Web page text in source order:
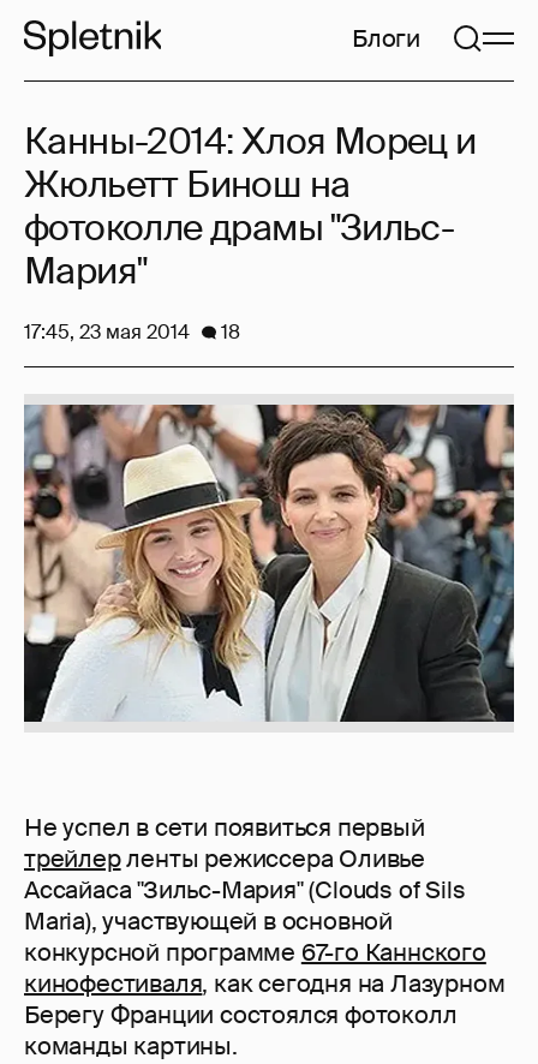
Блоги
Не успел в сети появиться первый
трейлерленты режиссера Оливье
Ассайаса "Зильс-Мария" (Clouds of Sils
Maria), участвующей в основной
конкурсной программе 67-го Каннского
кинофестиваля, как сегодня на Лазурном
Берегу Франции состоялся фотоколл
команды картины.
Канны-2014: Хлоя Морец и
Жюльетт Бинош на
фотоколле драмы "Зильс-
Мария"
17:45, 23 мая 2014 18